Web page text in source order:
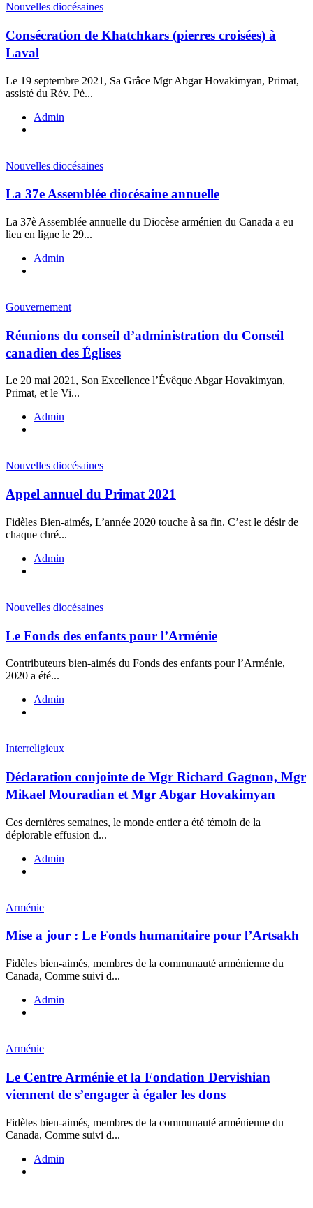
Nouvelles diocésaines
Consécration de Khatchkars (pierres croisées) à
Laval
Le 19 septembre 2021, Sa Grâce Mgr Abgar Hovakimyan, Primat,
assisté du Rév. Pè...
Admin
Nouvelles diocésaines
La 37e Assemblée diocésaine annuelle
La 37è Assemblée annuelle du Diocèse arménien du Canada a eu
lieu en ligne le 29...
Admin
Gouvernement
Réunions du conseil d’administration du Conseil
canadien des Églises
Le 20 mai 2021, Son Excellence l’Évêque Abgar Hovakimyan,
Primat, et le Vi...
Admin
Nouvelles diocésaines
Appel annuel du Primat 2021
Fidèles Bien-aimés, L’année 2020 touche à sa fin. C’est le désir de
chaque chré...
Admin
Nouvelles diocésaines
Le Fonds des enfants pour l’Arménie
Contributeurs bien-aimés du Fonds des enfants pour l’Arménie,
2020 a été...
Admin
Interreligieux
Déclaration conjointe de Mgr Richard Gagnon, Mgr
Mikael Mouradian et Mgr Abgar Hovakimyan
Ces dernières semaines, le monde entier a été témoin de la
déplorable effusion d...
Admin
Arménie
Mise a jour : Le Fonds humanitaire pour l’Artsakh
Fidèles bien-aimés, membres de la communauté arménienne du
Canada, Comme suivi d...
Admin
Arménie
Le Centre Arménie et la Fondation Dervishian
viennent de s’engager à égaler les dons
Fidèles bien-aimés, membres de la communauté arménienne du
Canada, Comme suivi d...
Admin